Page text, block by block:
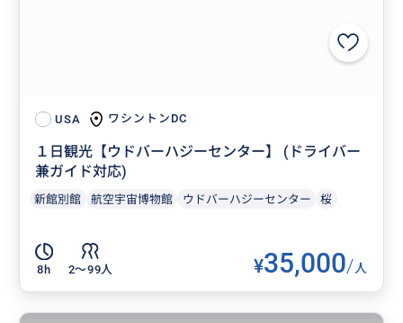
USA ワシントンDC
１日観光【ウドバーハジーセンター】 (ドライバー
兼ガイド対応)
新館別館 航空宇宙博物館 ウドバーハジーセンター 桜
8h 2〜99人 ¥35,000/人